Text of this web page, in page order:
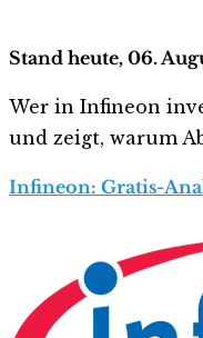
Stand heute, 06.
Wer in Infineon
und zeigt, warum
Infineon: Gratis-